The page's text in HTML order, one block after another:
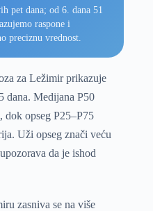
pet dana; od 6. dana 51
raspone i
preciznu vrednost.
za Ležimir prikazuje
dana. Medijana P50
dok opseg P25–P75
Uži opseg znači veću
da je ishod
zasniva se na više